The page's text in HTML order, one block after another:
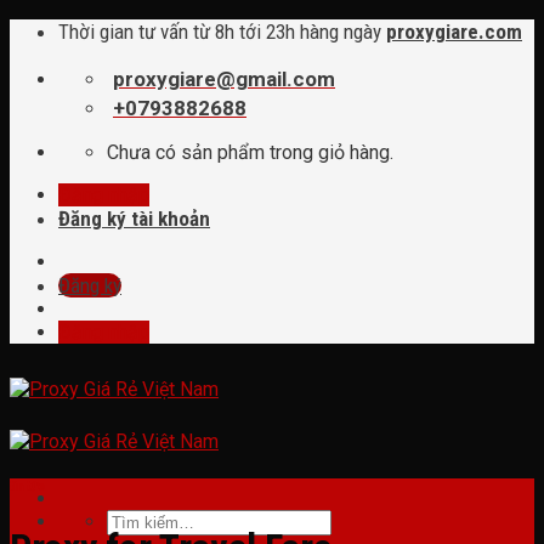
Skip
content
Thời gian tư vấn từ 8h tới 23h hàng ngày proxygiare.com
proxygiare@gmail.com
+0793882688
Chưa có sản phẩm trong giỏ hàng.
Đăng ký tài khoản
Đăng ký
Tìm